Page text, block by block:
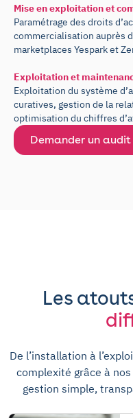
Mise en exploitation et
Paramétrage des droits
commercialisation auprès
marketplaces Yespark et
Exploitation et
Exploitation du système
curatives, gestion de la
optimisation du chiffres
Demander un
Les
De l’installation à
complexité grâce à
gestion simple,